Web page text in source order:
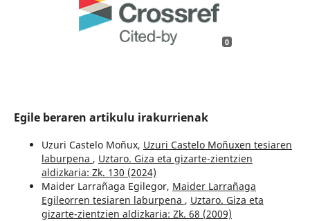
0
Egile beraren artikulu irakurrienak
Uzuri Castelo Moñux, Uzuri Castelo Moñuxen tesiaren
laburpena , Uztaro. Giza eta gizarte-zientzien
aldizkaria: Zk. 130 (2024)
Maider Larrañaga Egilegor, Maider Larrañaga
Egileorren tesiaren laburpena , Uztaro. Giza eta
gizarte-zientzien aldizkaria: Zk. 68 (2009)